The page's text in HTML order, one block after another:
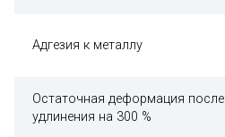
Адгезия к металлу
Остаточная деформация после
удлинения на 300 %